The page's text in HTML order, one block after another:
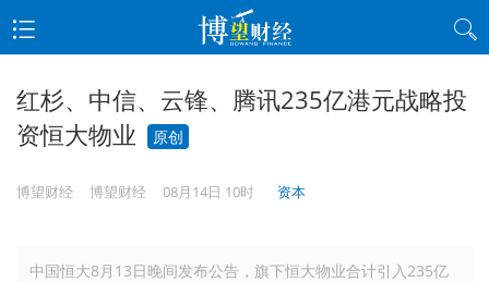
红杉、中信、云锋、腾讯235亿港元战略投
资恒大物业
原创
博望财经 博望财经 08月14日 10时 资本
中国恒大8月13日晚间发布公告，旗下恒大物业合计引入235亿